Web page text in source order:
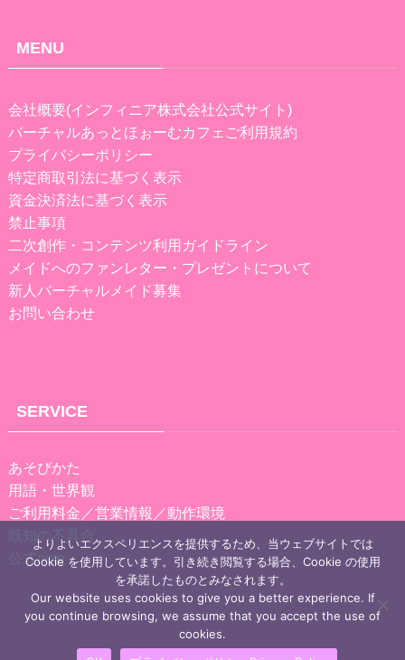
MENU
会社概要(インフィニア株式会社公式サイト)
バーチャルあっとほぉーむカフェご利用規約
プライバシーポリシー
特定商取引法に基づく表示
資金決済法に基づく表示
禁止事項
二次創作・コンテンツ利用ガイドライン
メイドへのファンレター・プレゼントについて
新人バーチャルメイド募集
お問い合わせ
SERVICE
あそびかた
用語・世界観
ご利用料金／営業情報／動作環境
既知の不具合
公式note
よりよいエクスペリエンスを提供するため、当ウェブサイトでは
Cookie を使用しています。引き続き閲覧する場合、Cookie の使用
を承諾したものとみなされます。
Our website uses cookies to give you a better experience. If
you continue browsing, we assume that you accept the use of
cookies.